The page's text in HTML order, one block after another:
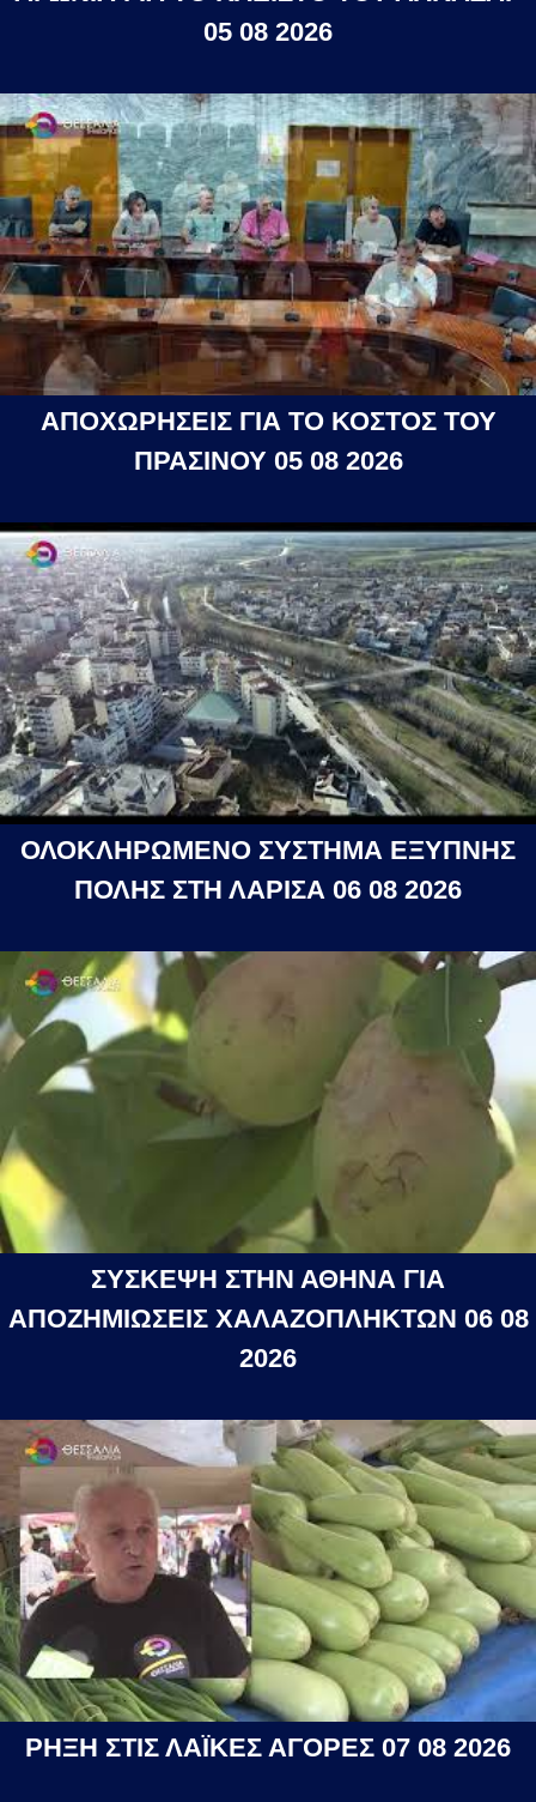
05 08 2026
ΑΠΟΧΩΡΗΣΕΙΣ ΓΙΑ ΤΟ ΚΟΣΤΟΣ ΤΟΥ
ΠΡΑΣΙΝΟΥ 05 08 2026
ΟΛΟΚΛΗΡΩΜΕΝΟ ΣΥΣΤΗΜΑ ΕΞΥΠΝΗΣ
ΠΟΛΗΣ ΣΤΗ ΛΑΡΙΣΑ 06 08 2026
ΣΥΣΚΕΨΗ ΣΤΗΝ ΑΘΗΝΑ ΓΙΑ
ΑΠΟΖΗΜΙΩΣΕΙΣ ΧΑΛΑΖΟΠΛΗΚΤΩΝ 06 08
2026
ΡΗΞΗ ΣΤΙΣ ΛΑΪΚΕΣ ΑΓΟΡΕΣ 07 08 2026